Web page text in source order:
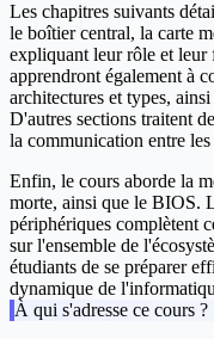
Les chapitres suivants
le boîtier central, la carte
expliquant leur rôle et leur
apprendront également à
architectures et types,
D'autres sections traitent
la communication entre
Enfin, le cours aborde la
morte, ainsi que le BIOS.
périphériques complètent
sur l'ensemble de
étudiants de se préparer
dynamique de
À qui s'adresse ce cours ?